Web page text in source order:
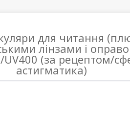
для читання
лінзами і
UV400 (за рецептом/
астигматика)